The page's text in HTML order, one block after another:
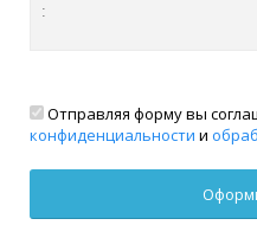
Отправляя форму вы
конфиденциальности и